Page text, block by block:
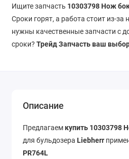
Ищите запчасть 10303798 Нож
Сроки горят, а работа стоит из-за
нужны качественные запчасти с
сроки? Трейд Запчасть ваш
Описание
Предлагаем купить 10303798
для бульдозера Liebherr
PR764L